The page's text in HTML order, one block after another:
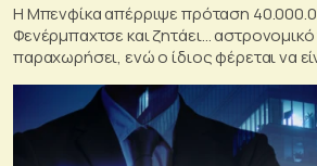
Η Μπενφίκα απέρριψε πρόταση
Φενέρμπαχτσε και ζητάει…
παραχωρήσει, ενώ ο ίδιος φέρεται να